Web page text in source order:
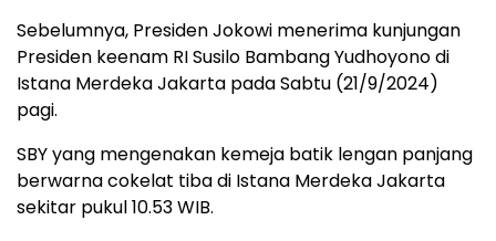
Sebelumnya, Presiden Jokowi menerima kunjungan
Presiden keenam RI Susilo Bambang Yudhoyono di
Istana Merdeka Jakarta pada Sabtu (21/9/2024)
pagi.
SBY yang mengenakan kemeja batik lengan panjang
berwarna cokelat tiba di Istana Merdeka Jakarta
sekitar pukul 10.53 WIB.